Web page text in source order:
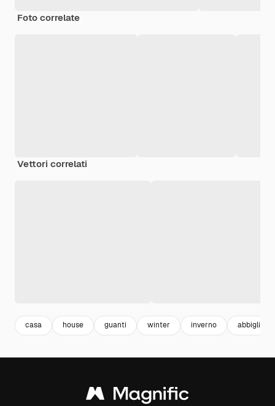
Foto correlate
Vettori correlati
casa house guanti winter inverno